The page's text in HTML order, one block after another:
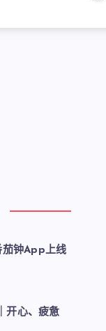
钟App上线
开心、疲惫